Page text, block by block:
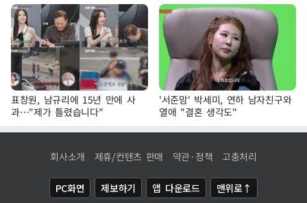
표창원, 남규리에 15년 만에 사
과…"제가 틀렸습니다"
'서준맘' 박세미, 연하 남자친구와
열애 "결혼 생각도"
회사소개 제휴/컨텐츠 판매 약관·정책 고충처리
PC화면 제보하기 앱 다운로드 맨위로↑